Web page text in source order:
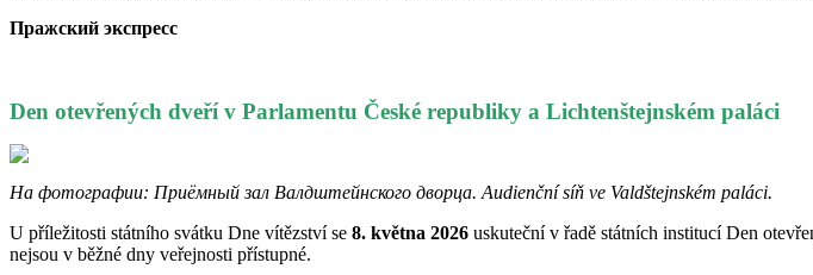
Пражский экспресс
Den otevřených dveří v Parlamentu České republiky a Lichtenštejnském paláci
На фотографии: Приёмный зал Валдштейнского дворца. Audienční síň ve Valdštejnském paláci.
U příležitosti státního svátku Dne vítězství se 8. května 2026 uskuteční v řadě státních institucí Den
nejsou v běžné dny veřejnosti přístupné.